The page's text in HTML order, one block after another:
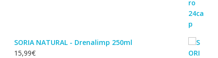
SORIA NATURAL - Drenalimp 250ml
15,99€